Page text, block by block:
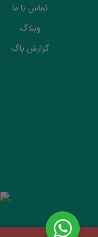
تماس با ما
وبلاگ
گزارش باگ